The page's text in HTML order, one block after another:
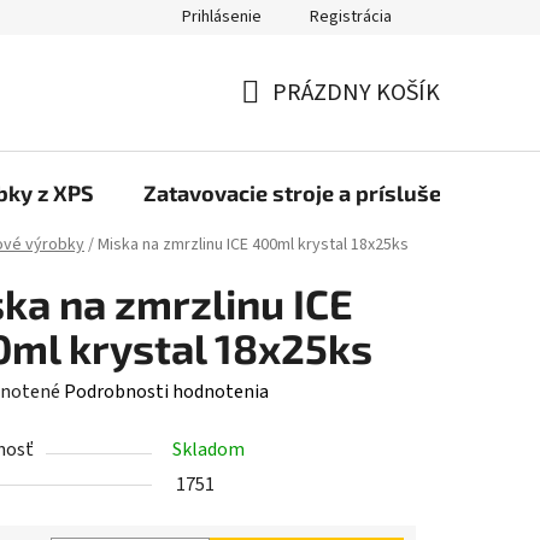
Prihlásenie Registrácia
KOŠÍK
PRÁZDNY KOŠÍK
z XPS Zatavovacie stroje a príslušenstvo
výrobky/Miska na zmrzlinu ICE 400ml krystal 18x25ks
na zmrzlinu ICE
krystal 18x25ks
Podrobnosti hodnotenia
Skladom
1751